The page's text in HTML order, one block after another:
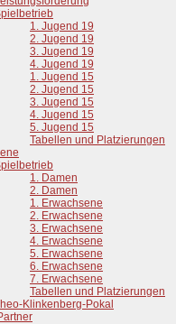
1. Jugend 19
2. Jugend 19
3. Jugend 19
4. Jugend 19
1. Jugend 15
2. Jugend 15
3. Jugend 15
4. Jugend 15
5. Jugend 15
Tabellen und Platzierungen
1. Damen
2. Damen
1. Erwachsene
2. Erwachsene
3. Erwachsene
4. Erwachsene
5. Erwachsene
6. Erwachsene
7. Erwachsene
Tabellen und Platzierungen
Klinkenberg-Pokal